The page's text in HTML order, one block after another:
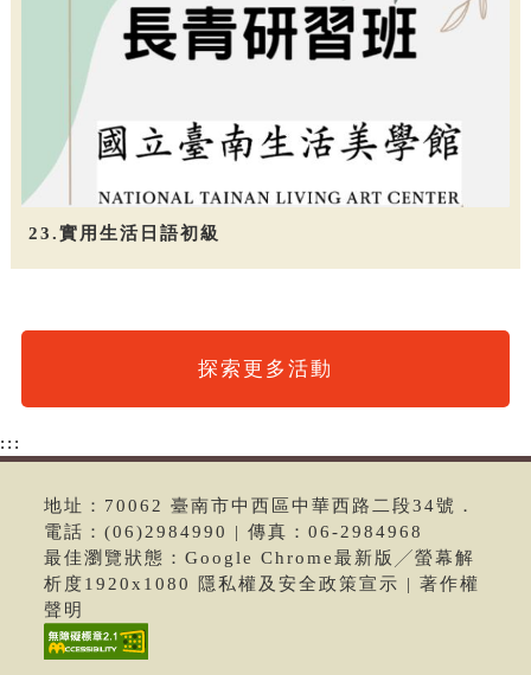
23.實用生活日語初級
探索更多活動
:::
地址：70062 臺南市中西區中華西路二段34號．
電話：(06)2984990 | 傳真：06-2984968
最佳瀏覽狀態：Google Chrome最新版╱螢幕解
析度1920x1080 隱私權及安全政策宣示 | 著作權
聲明